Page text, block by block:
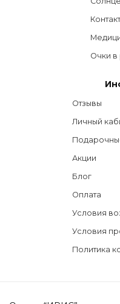
Очки в
Отзывы
Личный
Акции
Блог
Оплата
Условия
Условия
Политика